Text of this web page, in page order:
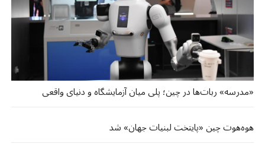
«مدرسه» ربات‌ها در چین؛ پلی میان آزمایشگاه و دنیای واقعی
هوه‌هوت چین «پایتخت لبنیات جهان» شد